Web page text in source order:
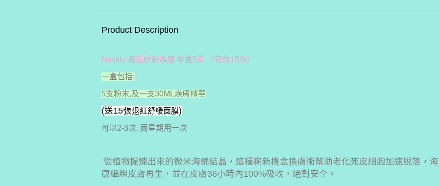
Product Description
Neville 海藻矽針煥膚 半盒5支 （可做15次）
一盒包括:
5支粉末,及一支30ML煥膚精華
(送15張退紅舒緩面膜)
可以2-3次. 兩星期用一次
從植物提煉出來的微米海綿結晶，這種嶄新概念換膚術幫助老化死皮細胞加速脫落，
康細胞皮膚再生，並在皮膚36小時內100%吸收，絕對安全。